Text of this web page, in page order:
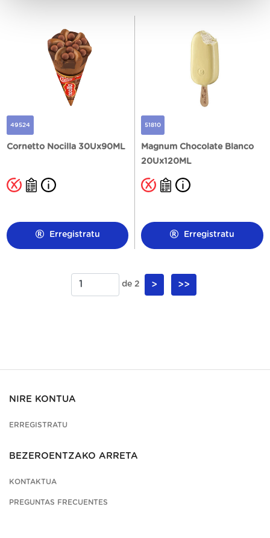
49524
Cornetto Nocilla 30Ux90ML
Erregistratu
51810
Magnum Chocolate Blanco
20Ux120ML
Erregistratu
de 2 > >>
NIRE KONTUA
ERREGISTRATU
BEZEROENTZAKO ARRETA
KONTAKTUA
PREGUNTAS FRECUENTES